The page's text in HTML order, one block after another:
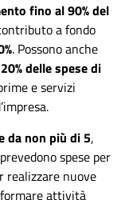
fino al 90% del
a fondo
. Possono anche
20% delle spese di
e servizi
da non più di 5,
spese per
realizzare nuove
attività